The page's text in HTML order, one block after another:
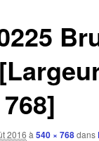
2016 à 540 × 768dans